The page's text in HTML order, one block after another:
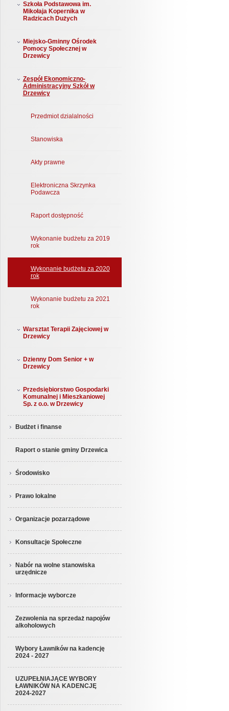
Szkoła Podstawowa im.
Mikołaja Kopernika w
Radzicach Dużych
Miejsko-Gminny Ośrodek
Pomocy Społecznej w
Drzewicy
Zespół Ekonomiczno-
Administracyjny Szkół w
Drzewicy
Przedmiot dzialalności
Stanowiska
Akty prawne
Elektroniczna Skrzynka
Podawcza
Raport dostępność
Wykonanie budżetu za 2019
rok
Wykonanie budżetu za 2020
rok
Wykonanie budżetu za 2021
rok
Warsztat Terapii Zajęciowej w
Drzewicy
Dzienny Dom Senior + w
Drzewicy
Przedsiębiorstwo Gospodarki
Komunalnej i Mieszkaniowej
Sp. z o.o. w Drzewicy
Budżet i finanse
Raport o stanie gminy Drzewica
Środowisko
Prawo lokalne
Organizacje pozarządowe
Konsultacje Społeczne
Nabór na wolne stanowiska
urzędnicze
Informacje wyborcze
Zezwolenia na sprzedaż napojów
alkoholowych
Wybory Ławników na kadencję
2024 - 2027
UZUPEŁNIAJĄCE WYBORY
ŁAWNIKÓW NA KADENCJĘ
2024-2027